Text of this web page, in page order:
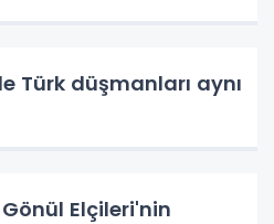
Türk düşmanları aynı
Elçileri'nin